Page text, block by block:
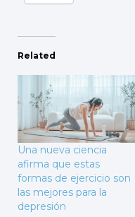
Related
Una nueva ciencia
afirma que estas
formas de ejercicio son
las mejores para la
depresión